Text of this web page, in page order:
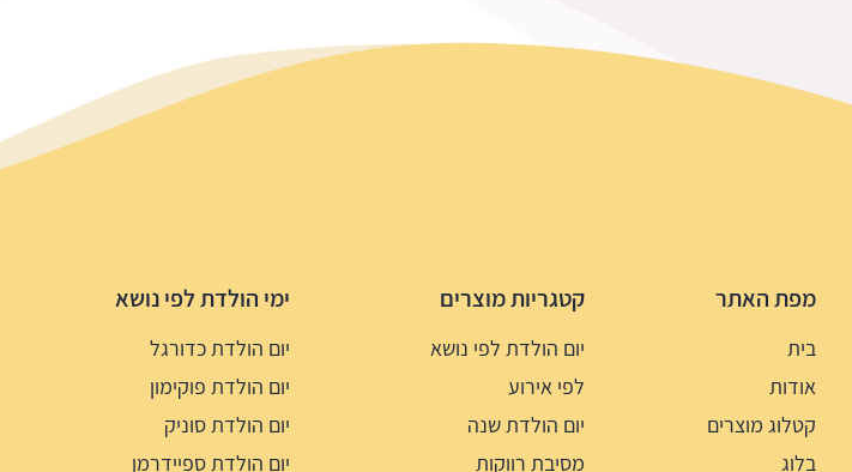
מפת האתר
בית
אודות
קטלוג מוצרים
בלוג
קטגריות מוצרים
יום הולדת לפי נושא
לפי אירוע
יום הולדת שנה
מסיבת רווקות
ימי הולדת לפי נושא
יום הולדת כדורגל
יום הולדת פוקימון
יום הולדת סוניק
יום הולדת ספיידרמן